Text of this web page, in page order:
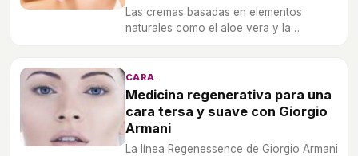
Las cremas basadas en elementos
naturales como el aloe vera y la
CARA
Medicina regenerativa para una
cara tersa y suave con Giorgio
Armani
La línea Regenessence de Giorgio Armani